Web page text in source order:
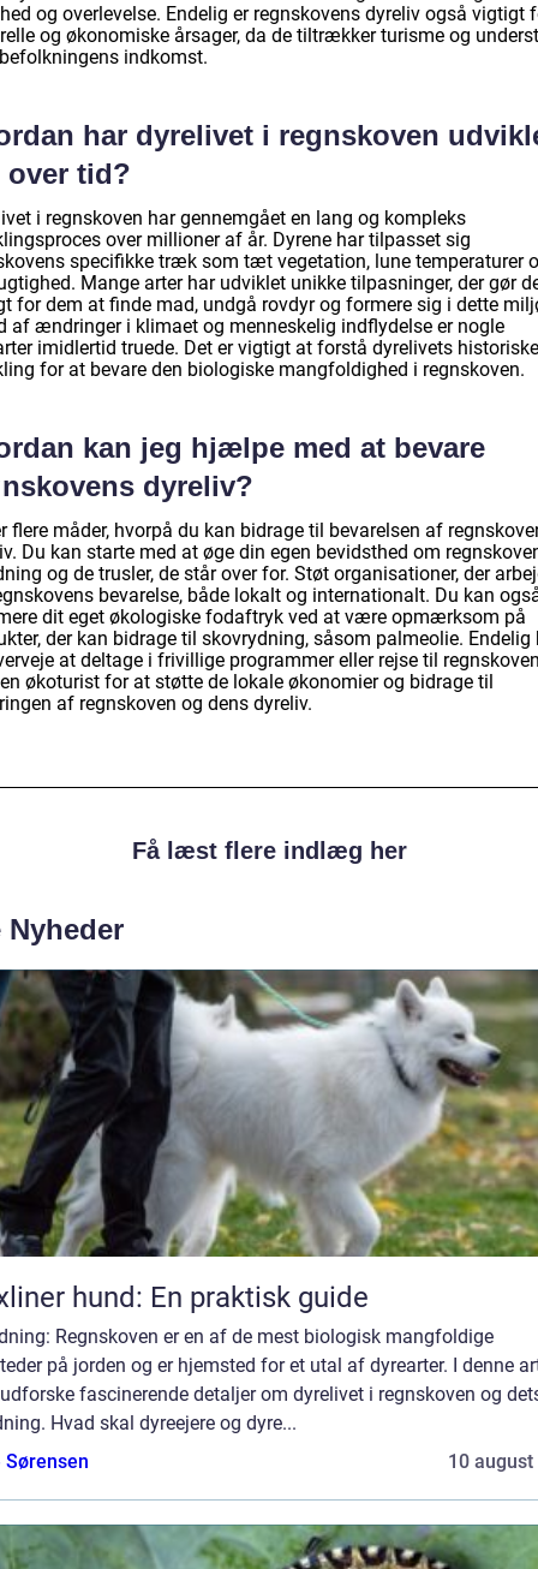
og overlevelse. Endelig er regnskovens dyreliv også vigtigt
og økonomiske årsager, da de tiltrækker turisme og
indkomst.
har dyrelivet i regnskoven
over tid?
i regnskoven har gennemgået en lang og kompleks
over millioner af år. Dyrene har tilpasset sig
specifikke træk som tæt vegetation, lune temperaturer
Mange arter har udviklet unikke tilpasninger, der gør
for dem at finde mad, undgå rovdyr og formere sig i dette
af ændringer i klimaet og menneskelig indflydelse er nogle
imidlertid truede. Det er vigtigt at forstå dyrelivets historiske
for at bevare den biologiske mangfoldighed i regnskoven.
kan jeg hjælpe med at bevare
dyreliv?
flere måder, hvorpå du kan bidrage til bevarelsen af
Du kan starte med at øge din egen bevidsthed om
og de trusler, de står over for. Støt organisationer, der
bevarelse, både lokalt og internationalt. Du kan
dit eget økologiske fodaftryk ved at være opmærksom på
der kan bidrage til skovrydning, såsom palmeolie. Endelig
at deltage i frivillige programmer eller rejse til
økoturist for at støtte de lokale økonomier og bidrage til
af regnskoven og dens dyreliv.
Få læst flere indlæg her
Nyheder
hund: En praktisk guide
Regnskoven er en af de mest biologisk mangfoldige
på jorden og er hjemsted for et utal af dyrearter. I denne
fascinerende detaljer om dyrelivet i regnskoven og
Hvad skal dyreejere og dyre...
Sørensen
10 august